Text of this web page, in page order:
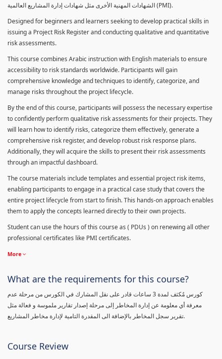
الشهادات المهنية الأخرى مثل شهادات إدارة المشاريع العالمية (PMI).
Designed for beginners and learners seeking to develop practical skills in
issuing a Project Risk Register and conducting qualitative and quantitative
risk assessments.
This course combines Arabic instruction with English materials to ensure
accessibility to risk standards worldwide. Participants will gain
comprehensive knowledge and techniques to identify, categorize, and
manage risks throughout the project lifecycle.
By the end of this course, participants will possess the necessary expertise
to confidently perform qualitative risk assessments for their projects. They
will learn how to identify risks, categorize them effectively, generate a
comprehensive risk register, and develop robust risk response plans.
Additionally, they will acquire the skills to present their risk assessments
through an impactful dashboard.
The course materials include templates and essential project risk items,
enabling participants to engage in a practical case study that covers the
entire project lifecycle from start to finish. This hands-on approach enables
them to apply the concepts learned directly to their own projects.
Student can use the hours of this course as ( PDUs ) on renewing all other
professional certificates like PMI certificates.
More
What are the requirements for this course?
كورس مٌكثف لمدة 3 ساعات قادر على نقل المشارك في الكورس من مرحلة عدم
معرفة أي معلومة عن إدارة المخاطر إلى مرحلة إصدار تقارير ملموسة و فعالة مثل
تقرير سجل المخاطر بالإضافة الى المقدرة التامية لإدارة مخاطر المشاريع.
Course Review